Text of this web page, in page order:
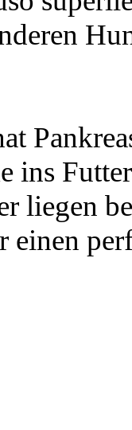
ins
liegen
einen